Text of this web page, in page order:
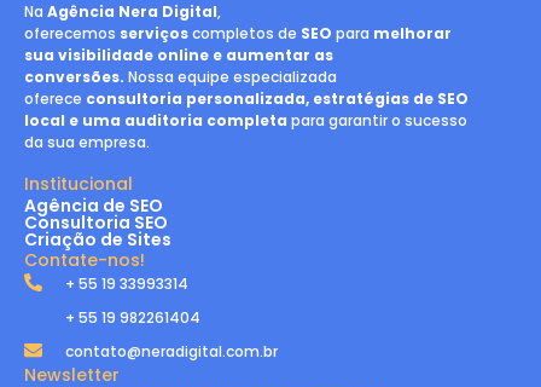
Na Agência Nera Digital,
oferecemos serviçoscompletos de SEO para melhorar
sua visibilidade online e aumentar as
conversões. Nossa equipe especializada
oferece consultoria personalizada, estratégias de SEO
local e uma auditoria completa para garantir o sucesso
da sua empresa.
Institucional
Agência de SEO
Consultoria SEO
Criação de Sites
Contate-nos!
+ 55 19 33993314
+ 55 19 982261404
contato@neradigital.com.br
Newsletter